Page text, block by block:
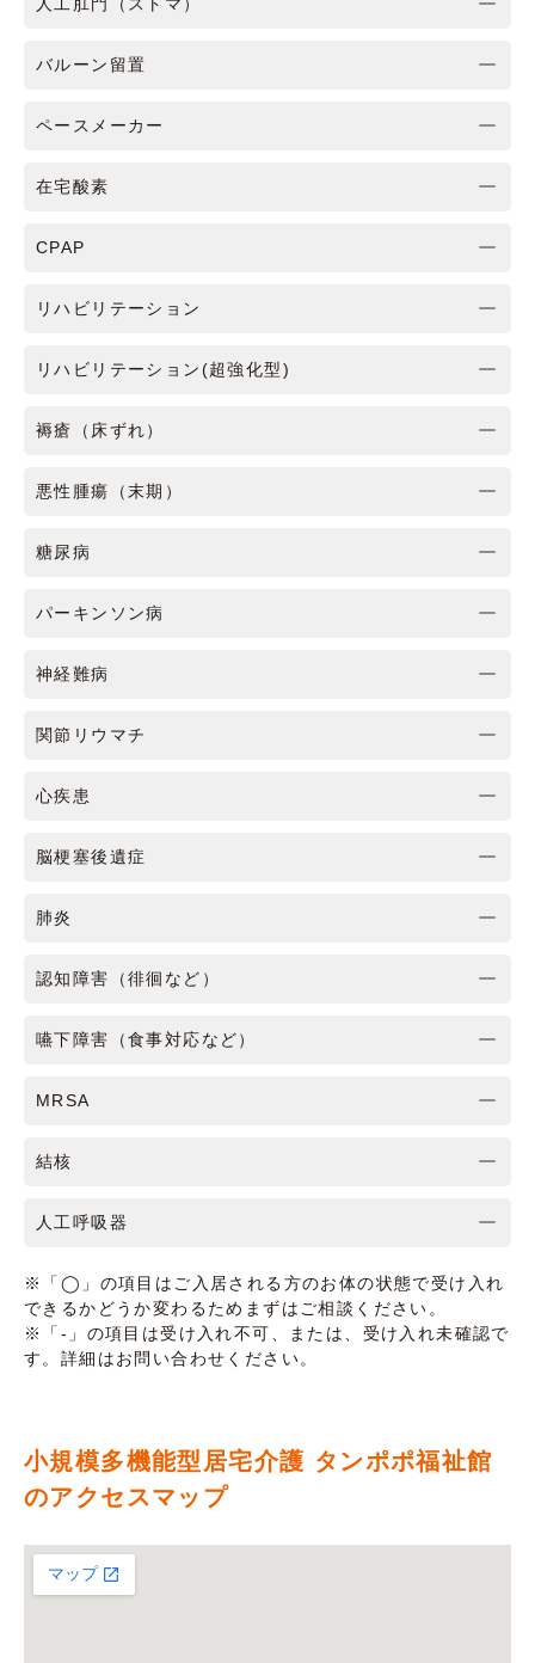
バルーン留置
ペースメーカー
在宅酸素
CPAP
リハビリテーション
リハビリテーション(超強化型)
褥瘡（床ずれ）
悪性腫瘍（末期）
糖尿病
パーキンソン病
神経難病
関節リウマチ
心疾患
脳梗塞後遺症
肺炎
認知障害（徘徊など）
嚥下障害（食事対応など）
MRSA
結核
人工呼吸器
※「◯」の項目はご入居される方のお体の状態で受け入れ
できるかどうか変わるためまずはご相談ください。
※「-」の項目は受け入れ不可、または、受け入れ未確認で
す。詳細はお問い合わせください。
小規模多機能型居宅介護 タンポポ福祉館
のアクセスマップ